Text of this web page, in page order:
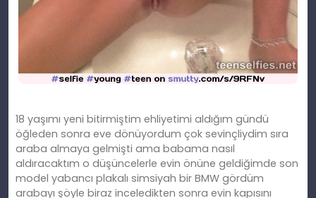
18 yaşımı yeni bitirmiştim ehliyetimi aldığım gündü
öğleden sonra eve dönüyordum çok sevinçliydim sıra
araba almaya gelmişti ama babama nasıl
aldıracaktım o düşüncelerle evin önüne geldiğimde son
model yabancı plakalı simsiyah bir BMW gördüm
arabayı şöyle biraz inceledikten sonra evin kapısını